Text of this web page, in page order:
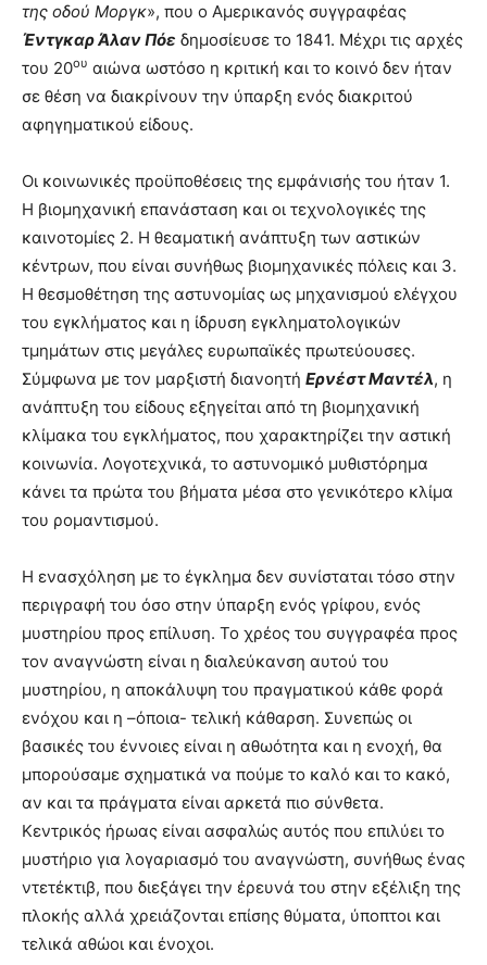
της οδού Μοργκ», που ο Αμερικανός συγγραφέας
Έντγκαρ Άλαν Πόε δημοσίευσε το 1841. Μέχρι τις αρχές
του 20ου αιώνα ωστόσο η κριτική και το κοινό δεν ήταν
σε θέση να διακρίνουν την ύπαρξη ενός διακριτού
αφηγηματικού είδους.
Οι κοινωνικές προϋποθέσεις της εμφάνισής του ήταν 1.
Η βιομηχανική επανάσταση και οι τεχνολογικές της
καινοτομίες 2. Η θεαματική ανάπτυξη των αστικών
κέντρων, που είναι συνήθως βιομηχανικές πόλεις και 3.
Η θεσμοθέτηση της αστυνομίας ως μηχανισμού ελέγχου
του εγκλήματος και η ίδρυση εγκληματολογικών
τμημάτων στις μεγάλες ευρωπαϊκές πρωτεύουσες.
Σύμφωνα με τον μαρξιστή διανοητή Ερνέστ Μαντέλ, η
ανάπτυξη του είδους εξηγείται από τη βιομηχανική
κλίμακα του εγκλήματος, που χαρακτηρίζει την αστική
κοινωνία. Λογοτεχνικά, το αστυνομικό μυθιστόρημα
κάνει τα πρώτα του βήματα μέσα στο γενικότερο κλίμα
του ρομαντισμού.
Η ενασχόληση με το έγκλημα δεν συνίσταται τόσο στην
περιγραφή του όσο στην ύπαρξη ενός γρίφου, ενός
μυστηρίου προς επίλυση. Το χρέος του συγγραφέα προς
τον αναγνώστη είναι η διαλεύκανση αυτού του
μυστηρίου, η αποκάλυψη του πραγματικού κάθε φορά
ενόχου και η –όποια- τελική κάθαρση. Συνεπώς οι
βασικές του έννοιες είναι η αθωότητα και η ενοχή, θα
μπορούσαμε σχηματικά να πούμε το καλό και το κακό,
αν και τα πράγματα είναι αρκετά πιο σύνθετα.
Κεντρικός ήρωας είναι ασφαλώς αυτός που επιλύει το
μυστήριο για λογαριασμό του αναγνώστη, συνήθως ένας
ντετέκτιβ, που διεξάγει την έρευνά του στην εξέλιξη της
πλοκής αλλά χρειάζονται επίσης θύματα, ύποπτοι και
τελικά αθώοι και ένοχοι.